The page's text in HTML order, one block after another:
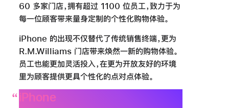
60 多家门店，拥有超过 1100 位员工，致力于为
每一位顾客带来量身定制的个性化购物体验。
iPhone 的出现不仅替代了传统销售终端，更为
R.M.Williams 门店带来焕然一新的购物体验。
员工也能更加灵活投入，在更为开放友好的环境
里为顾客提供更具个性化的点对点体验。
iPhone